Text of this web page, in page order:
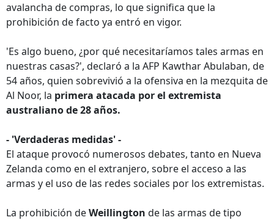
avalancha de compras, lo que significa que la
prohibición de facto ya entró en vigor.
'Es algo bueno, ¿por qué necesitaríamos tales armas en
nuestras casas?', declaró a la AFP Kawthar Abulaban, de
54 años, quien sobrevivió a la ofensiva en la mezquita de
Al Noor, la primera atacada por el extremista
australiano de 28 años.
- 'Verdaderas medidas' -
El ataque provocó numerosos debates, tanto en Nueva
Zelanda como en el extranjero, sobre el acceso a las
armas y el uso de las redes sociales por los extremistas.
La prohibición deWeillington de las armas de tipo